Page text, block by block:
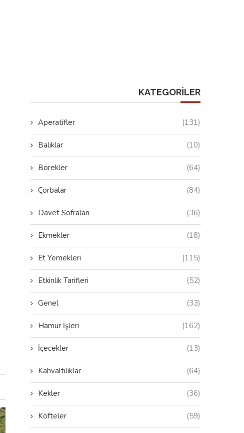
KATEGORILER
Aperatifler (131)
Balıklar (10)
Börekler (64)
Çorbalar (84)
Davet Sofraları (36)
Ekmekler (18)
Et Yemekleri (115)
Etkinlik Tarifleri (52)
Genel (33)
Hamur İşleri (162)
İçecekler (13)
Kahvaltılıklar (64)
Kekler (36)
Köfteler (59)